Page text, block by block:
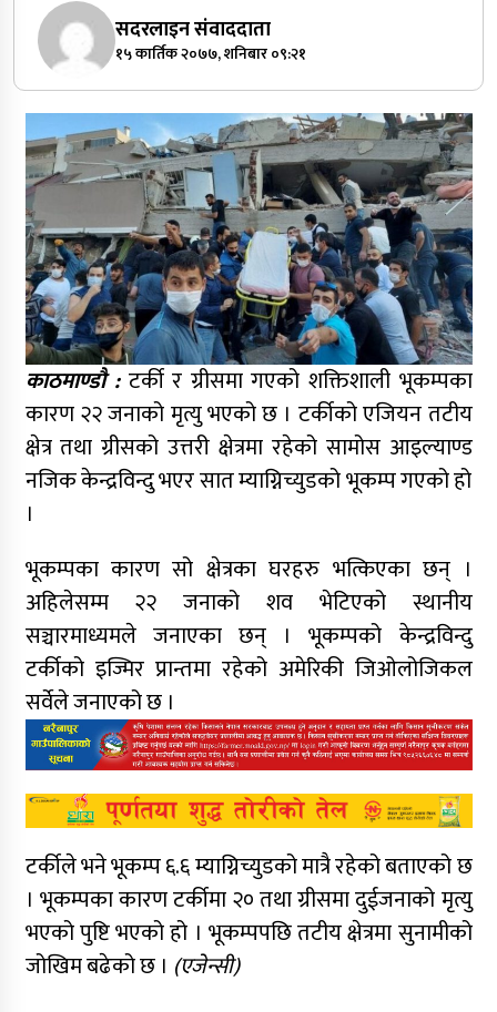
सदरलाइन संवाददाता
१५ कार्तिक २०७७, शनिबार ०९:२१
काठमाण्डौ : टर्की र ग्रीसमा गएको शक्तिशाली भूकम्पका
कारण २२ जनाको मृत्यु भएको छ । टर्कीको एजियन तटीय
क्षेत्र तथा ग्रीसको उत्तरी क्षेत्रमा रहेको सामोस आइल्याण्ड
नजिक केन्द्रविन्दु भएर सात म्याग्निच्युडको भूकम्प गएको हो
।
भूकम्पका कारण सो क्षेत्रका घरहरु भत्किएका छन् ।
अहिलेसम्म २२ जनाको शव भेटिएको स्थानीय
सञ्चारमाध्यमले जनाएका छन् । भूकम्पको केन्द्रविन्दु
टर्कीको इज्मिर प्रान्तमा रहेको अमेरिकी जिओलोजिकल
सर्वेले जनाएको छ ।
टर्कीले भने भूकम्प ६.६ म्याग्निच्युडको मात्रै रहेको बताएको छ
। भूकम्पका कारण टर्कीमा २० तथा ग्रीसमा दुईजनाको मृत्यु
भएको पुष्टि भएको हो । भूकम्पपछि तटीय क्षेत्रमा सुनामीको
जोखिम बढेको छ । (एजेन्सी)